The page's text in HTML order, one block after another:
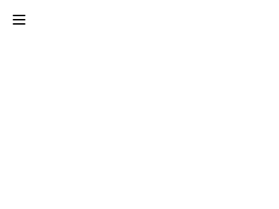
Otvori profil